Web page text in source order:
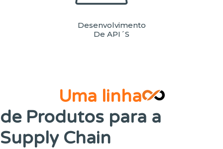
Desenvolvimento
De API´s
Uma linha
de Produtos para a
Supply Chain